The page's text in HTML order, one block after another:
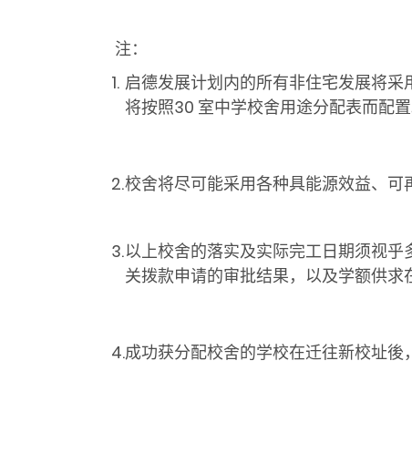
注：
1. 启德发展计划内的所有非住宅发展将
将按照30 室中学校舍用途分配表而配置
2.校舍将尽可能采用各种具能源效益、可
3.以上校舍的落实及实际完工日期须视
关拨款申请的审批结果，以及学额供求
4.成功获分配校舍的学校在迁往新校址後